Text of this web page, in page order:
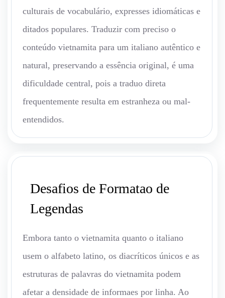
culturais de vocabulário, expresses idiomáticas e
ditados populares. Traduzir com preciso o
conteúdo vietnamita para um italiano autêntico e
natural, preservando a essência original, é uma
dificuldade central, pois a traduo direta
frequentemente resulta em estranheza ou mal-
entendidos.
Desafios de Formatao de
Legendas
Embora tanto o vietnamita quanto o italiano
usem o alfabeto latino, os diacríticos únicos e as
estruturas de palavras do vietnamita podem
afetar a densidade de informaes por linha. Ao